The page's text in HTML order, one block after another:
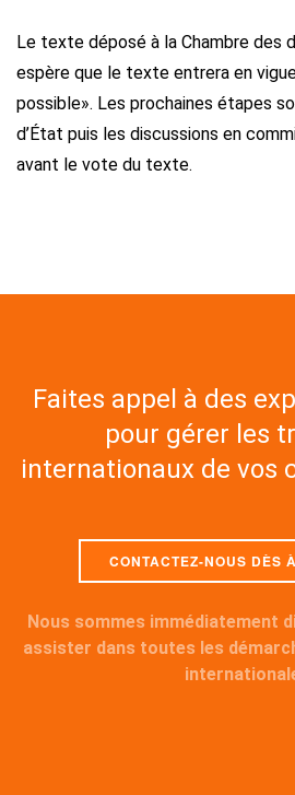
Le texte déposé à la Chambre des
espère que le texte entrera en
possible». Les prochaines étapes
d’État puis les discussions en
avant le vote du texte.
Faites appel à des
pour gérer les
internationaux de vos
CONTACTEZ-NOUS DÈS
Nous sommes immédiatement
assister dans toutes les